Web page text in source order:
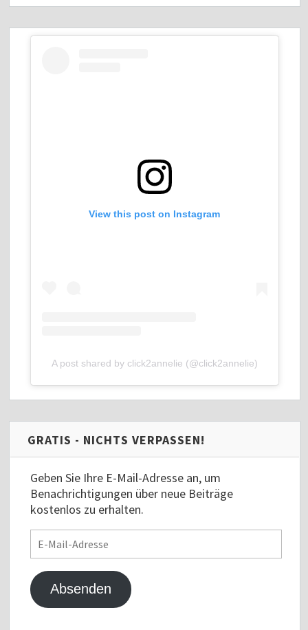
View this post on Instagram
A post shared by click2annelie (@click2annelie)
GRATIS - NICHTS VERPASSEN!
Geben Sie Ihre E-Mail-Adresse an, um
Benachrichtigungen über neue Beiträge
kostenlos zu erhalten.
E-
Mail-
Adresse
Absenden